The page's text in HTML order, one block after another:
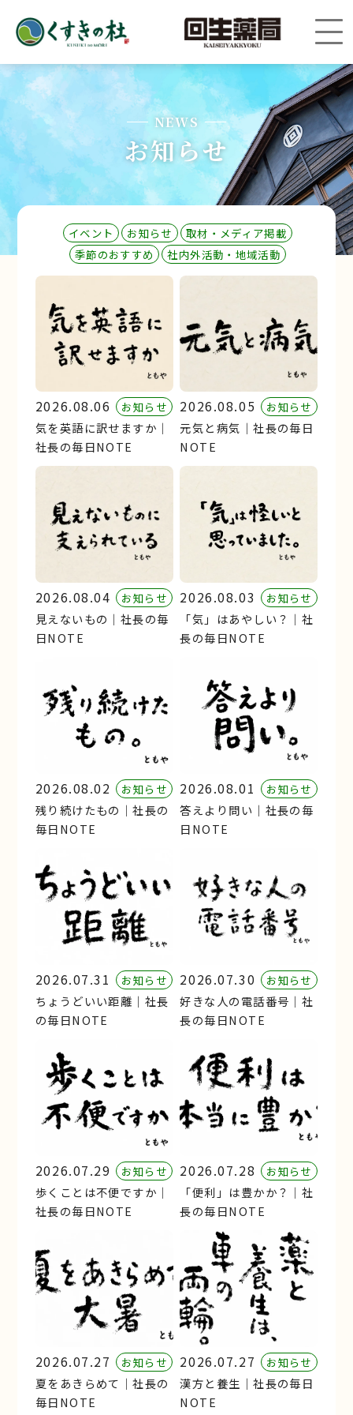
NEWS
お知らせ
イベント お知らせ
取材・メディア掲載
季節のおすすめ
社内外活動・地域活動
2026.08.06 お知らせ
気を英語に訳せますか｜
社長の毎日NOTE
2026.08.05 お知らせ
元気と病気｜社長の毎日
NOTE
2026.08.04 お知らせ
見えないもの｜社長の毎
日NOTE
2026.08.03 お知らせ
「気」はあやしい？｜社
長の毎日NOTE
2026.08.02 お知らせ
残り続けたもの｜社長の
毎日NOTE
2026.08.01 お知らせ
答えより問い｜社長の毎
日NOTE
2026.07.31 お知らせ
ちょうどいい距離｜社長
の毎日NOTE
2026.07.30 お知らせ
好きな人の電話番号｜社
長の毎日NOTE
2026.07.29 お知らせ
歩くことは不便ですか｜
社長の毎日NOTE
2026.07.28 お知らせ
「便利」は豊かか？｜社
長の毎日NOTE
2026.07.27 お知らせ
夏をあきらめて｜社長の
毎日NOTE
2026.07.27 お知らせ
漢方と養生｜社長の毎日
NOTE